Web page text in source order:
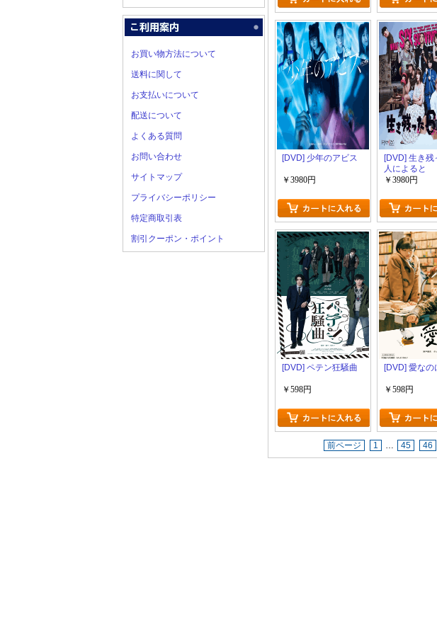
お買い物方法について
送料に関して
お支払いについて
配送について
よくある質問
お問い合わせ
サイトマップ
プライバシーポリシー
特定商取引表
割引クーポン・ポイント
[DVD] 少年のアビス
￥3980円
[DVD] 生き残
人によると
￥3980円
[DVD] ペテン狂騒曲
￥598円
[DVD] 愛なの
￥598円
前ページ 1 … 45 46